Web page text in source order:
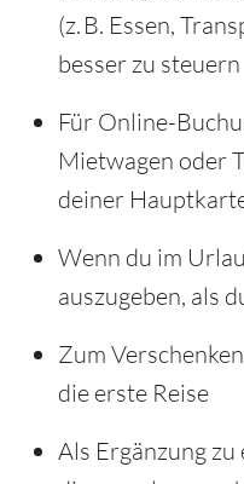
(z. B. Essen,
besser zu steuern
Für Online-
Mietwagen oder
deiner
Wenn du im
auszugeben, als
Zum
die erste Reise
Als Ergänzung